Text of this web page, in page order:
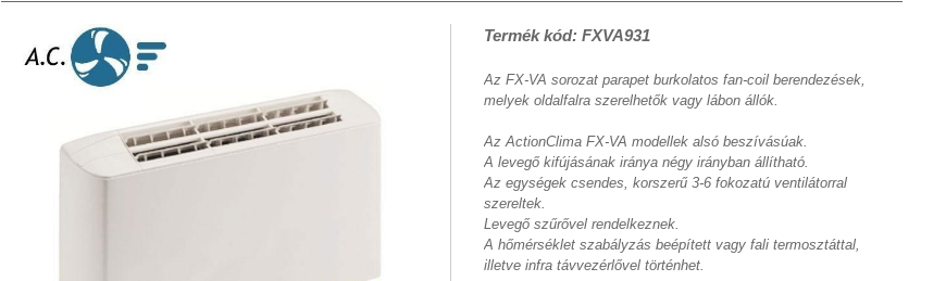
Termék kód: FXVA931
Az FX-VA sorozat parapet burkolatos fan-coil berendezések,
melyek oldalfalra szerelhetők vagy lábon állók.
Az ActionClima FX-VA modellek alsó beszívásúak.
A levegő kifújásának iránya négy irányban állítható.
Az egységek csendes, korszerű 3-6 fokozatú ventilátorral
szereltek.
Levegő szűrővel rendelkeznek.
A hőmérséklet szabályzás beépített vagy fali termosztáttal,
illetve infra távvezérlővel történhet.